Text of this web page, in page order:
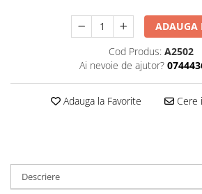
Toamna și Halloween
Valentine's Day
Buchete extravagante
ADAUGA
Cod Produs: A2502
Ai nevoie de ajutor?
Adauga la Favorite Cere
Descriere